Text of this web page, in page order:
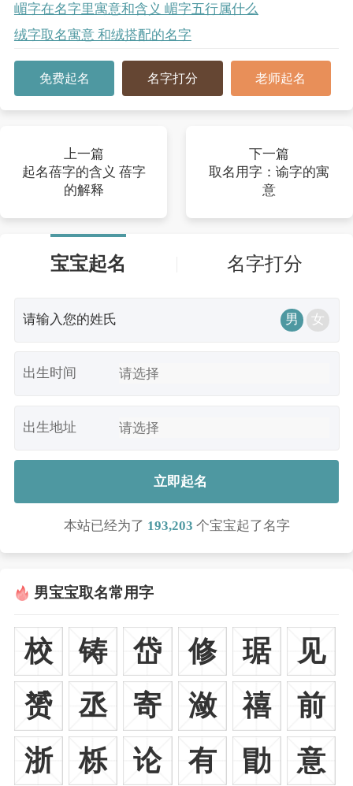
嵋字在名字里寓意和含义 嵋字五行属什么
绒字取名寓意 和绒搭配的名字
免费起名 名字打分 老师起名
上一篇
起名蓓字的含义 蓓字
的解释
下一篇
取名用字：谕字的寓
意
宝宝起名 名字打分
男 女
出生时间
出生地址
立即起名
本站已经为了 193,203 个宝宝起了名字
男宝宝取名常用字
校 铸 岱 修 琚
见
赟
丞 寄 潋 禧
前
浙
栎 论 有 勖
意